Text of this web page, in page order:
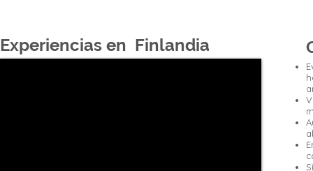
Experiencias en Finlandia